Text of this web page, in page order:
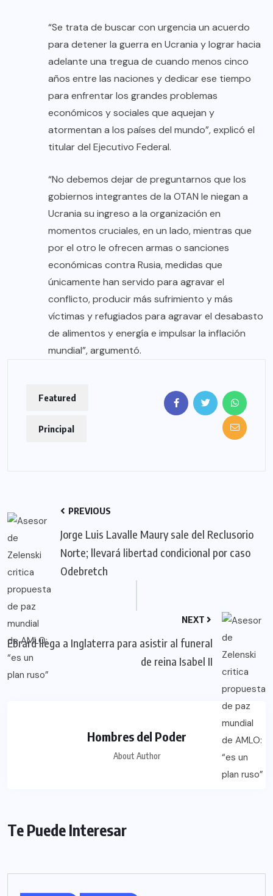
“Se trata de buscar con urgencia un acuerdo
para detener la guerra en Ucrania y lograr hacia
adelante una tregua de cuando menos cinco
años entre las naciones y dedicar ese tiempo
para enfrentar los grandes problemas
económicos y sociales que aquejan y
atormentan a los países del mundo”, explicó el
titular del Ejecutivo Federal.
“No debemos dejar de preguntarnos que los
gobiernos integrantes de la OTAN le niegan a
Ucrania su ingreso a la organización en
momentos cruciales, en un lado, mientras que
por el otro le ofrecen armas o sanciones
económicas contra Rusia, medidas que
únicamente han servido para agravar el
conflicto, producir más sufrimiento y más
víctimas y refugiados para agravar el desabasto
de alimentos y energía e impulsar la inflación
mundial”, argumentó.
Featured
Principal
PREVIOUS
Jorge Luis Lavalle Maury sale del Reclusorio
Norte; llevará libertad condicional por caso
Odebretch
NEXT
Ebrard llega a Inglaterra para asistir al funeral
de reina Isabel II
Hombres del Poder
About Author
Te Puede Interesar